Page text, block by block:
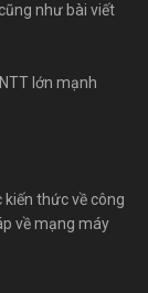
như bài viết
lớn mạnh
kiến thức về công
về mạng máy